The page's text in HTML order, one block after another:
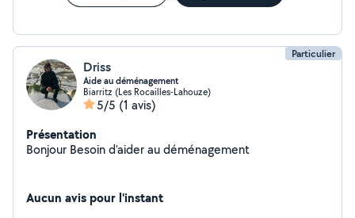
Particulier
Driss
Aide au déménagement
Biarritz (Les Rocailles-Lahouze)
5/5 (1 avis)
Présentation
Bonjour Besoin d'aider au déménagement
Aucun avis pour l'instant